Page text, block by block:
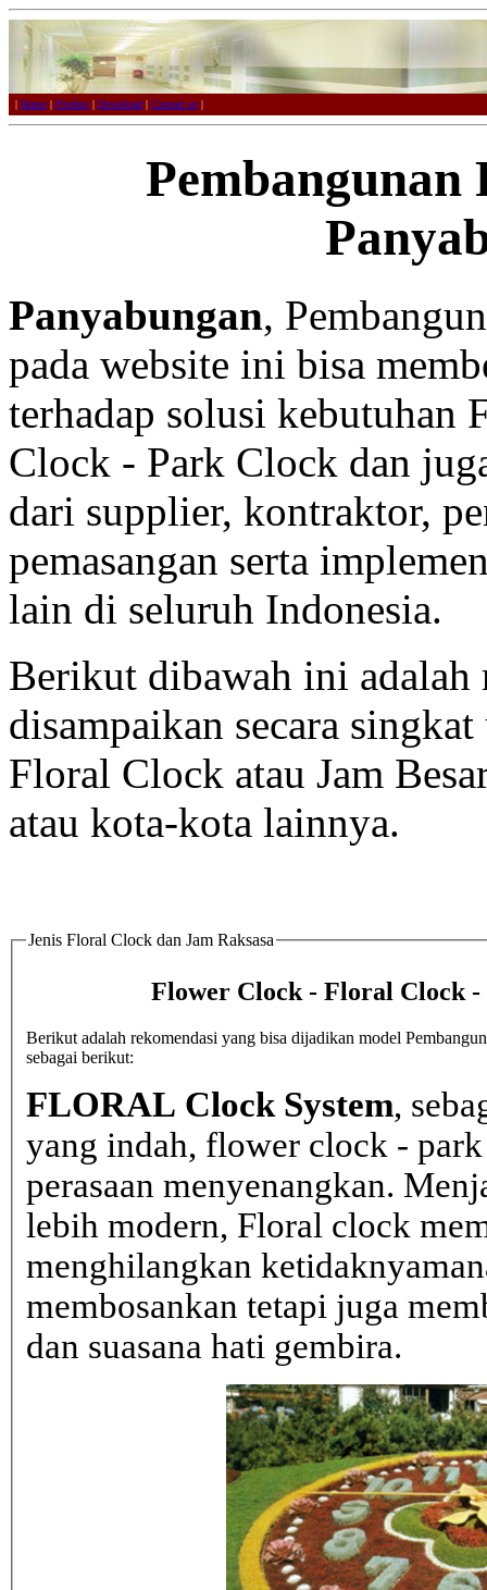
| Home | Product | Download | Contact us |
Panyabungan,
pada website ini bisa
terhadap solusi kebutuhan
Clock - Park Clock dan
dari supplier, kontraktor,
pemasangan serta
lain di seluruh Indonesia.
Berikut dibawah ini adalah
disampaikan secara
Floral Clock atau Jam
atau kota-kota lainnya.
Jenis Floral Clock dan Jam Raksasa
Flower Clock - Floral Clock
Berikut adalah rekomendasi yang bisa dijadikan model
sebagai berikut:
FLORAL Clock System,
yang indah, flower clock -
perasaan menyenangkan.
lebih modern, Floral clock
menghilangkan
membosankan tetapi juga
dan suasana hati gembira.